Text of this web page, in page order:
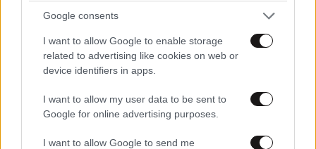
Google consents
I want to allow Google to enable storage
related to advertising like cookies on web or
device identifiers in apps.
I want to allow my user data to be sent to
Google for online advertising purposes.
I want to allow Google to send me
LIFESTYLE10·08·2026 18:10
Το καλοκαιρινό ραντεβού του Nicholas Gage με